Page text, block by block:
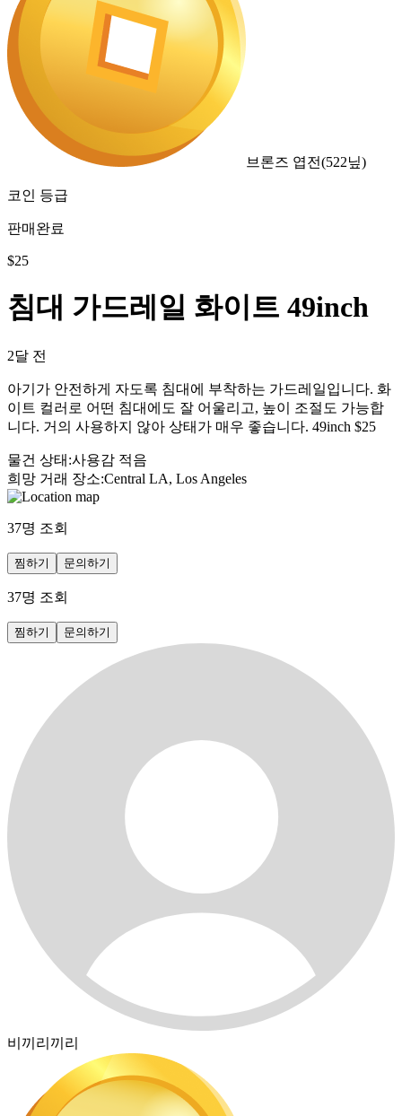
브론즈 엽전(522닢)
코인 등급
판매완료
$25
침대 가드레일 화이트 49inch
2달 전
아기가 안전하게 자도록 침대에 부착하는 가드레일입니다. 화
이트 컬러로 어떤 침대에도 잘 어울리고, 높이 조절도 가능합
니다. 거의 사용하지 않아 상태가 매우 좋습니다. 49inch $25
물건 상태 :사용감 적음
희망 거래 장소:Central LA, Los Angeles
37명 조회
찜하기 문의하기
37명 조회
찜하기 문의하기
비끼리끼리